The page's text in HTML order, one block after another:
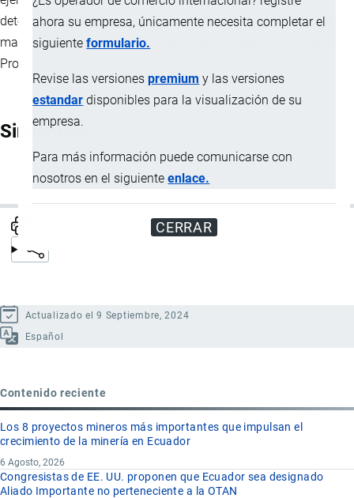
ahora su empresa, únicamente necesita completar el
siguienteformulario.
Revise las versionespremium y las versiones
estandar disponibles para la visualización de su
empresa.
Para más información puede comunicarse con
nosotros en el siguienteenlace.
CERRAR
determinación, deresolución, de sanción y reglamentaria en
materia aduanera, de conformidad con el Código Orgánico de
Producción Comercio e Inversiones y sus reglamentos.
Sinónimos
SENAE
Actualizado el 9 Septiembre, 2024
Español
Contenido reciente
Los 8 proyectos mineros más importantes que impulsan el
crecimiento de la minería en Ecuador
6 Agosto, 2026
Congresistas de EE. UU. proponen que Ecuador sea designado
Aliado Importante no perteneciente a la OTAN